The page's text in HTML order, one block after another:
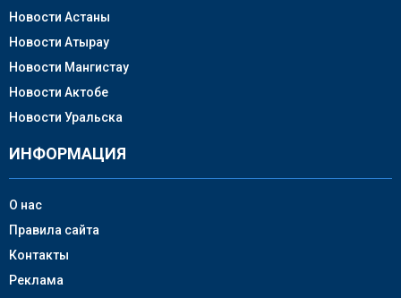
Новости Астаны
Новости Атырау
Новости Мангистау
Новости Актобе
Новости Уральска
ИНФОРМАЦИЯ
О нас
Правила сайта
Контакты
Реклама